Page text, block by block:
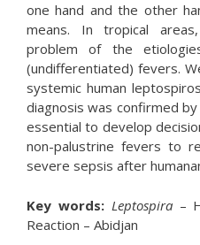
one hand and the other
means. In tropical
problem of the
(undifferentiated) fevers.
systemic human
diagnosis was confirmed
essential to develop
non-palustrine fevers to
severe sepsis after
Key words: Leptospira–
Reaction – Abidjan